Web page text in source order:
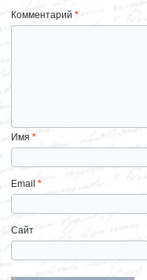
Комментарий*
Имя*
Email*
Сайт